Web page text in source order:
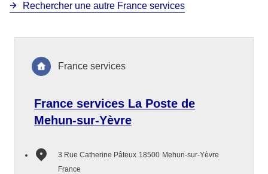
Rechercher une autre France services
France services La Poste de
Mehun-sur-Yèvre
3 Rue Catherine Pâteux 18500 Mehun-sur-Yèvre
France
France services